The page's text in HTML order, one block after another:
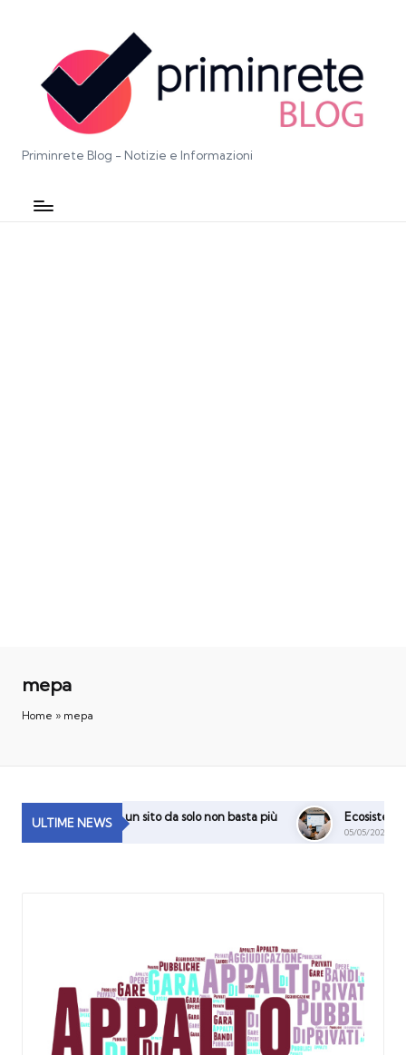
Priminrete Blog - Notizie e Informazioni
mepa
Home » mepa
ULTIME NEWS
digitale: perché un sito da solo non basta più Ecosistema
05/05/2026